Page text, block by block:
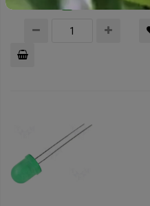
stāvoklis: